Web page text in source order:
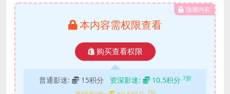
隐藏内容
本内容需权限查看
购买查看权限
普通影迷: 15积分 资深影迷: 10.5积分 7折
7折